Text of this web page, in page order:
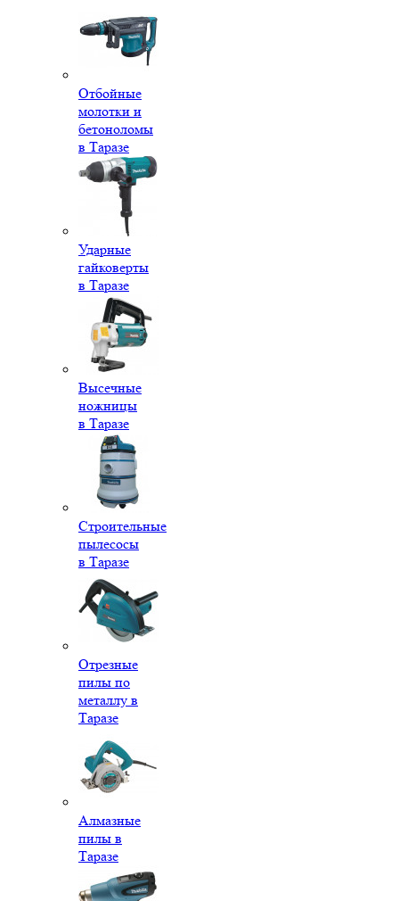
Отбойные
молотки и
бетоноломы
в Таразе
Ударные
гайковерты
в Таразе
Высечные
ножницы
в Таразе
Строительные
пылесосы
в Таразе
Отрезные
пилы по
металлу в
Таразе
Алмазные
пилы в
Таразе